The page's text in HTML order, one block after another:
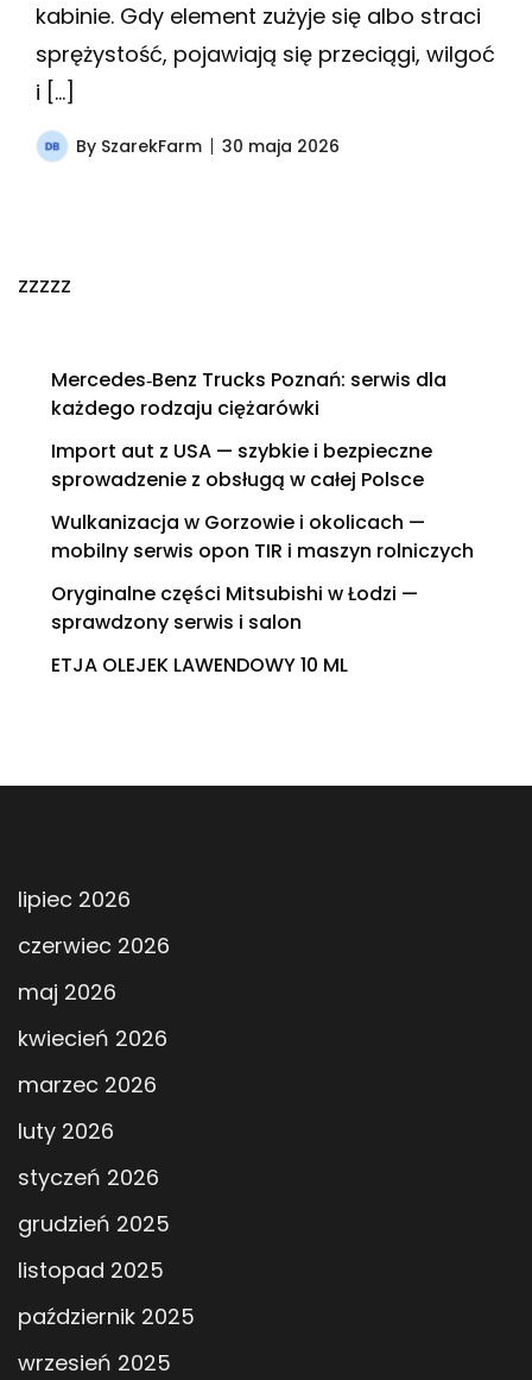
kabinie. Gdy element zużyje się albo straci
sprężystość, pojawiają się przeciągi, wilgoć
i […]
By SzarekFarm 30 maja 2026
zzzzz
Mercedes‑Benz Trucks Poznań: serwis dla
każdego rodzaju ciężarówki
Import aut z USA — szybkie i bezpieczne
sprowadzenie z obsługą w całej Polsce
Wulkanizacja w Gorzowie i okolicach —
mobilny serwis opon TIR i maszyn rolniczych
Oryginalne części Mitsubishi w Łodzi —
sprawdzony serwis i salon
ETJA OLEJEK LAWENDOWY 10 ML
lipiec 2026
czerwiec 2026
maj 2026
kwiecień 2026
marzec 2026
luty 2026
styczeń 2026
grudzień 2025
listopad 2025
październik 2025
wrzesień 2025